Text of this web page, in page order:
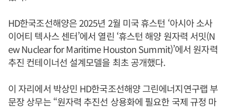
HD한국조선해양은 2025년 2월 미국 휴스턴 ‘아시아 소사
이어티 텍사스 센터’에서 열린 ‘휴스턴 해양 원자력 서밋(N
ew Nuclear for Maritime Houston Summit)’에서 원자력
추진 컨테이너선 설계모델을 최초 공개했다.
이 자리에서 박상민 HD한국조선해양 그린에너지연구랩 부
문장 상무는 “원자력 추진선 상용화에 필요한 국제 규정 마